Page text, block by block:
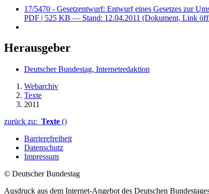
17/5470 - Gesetzentwurf: Entwurf eines Gesetzes zur
PDF | 525 KB — Stand: 12.04.2011 (Dokument, Link
Herausgeber
Deutscher Bundestag, Internetredaktion
Webarchiv
Texte
2011
zurück zu: Texte ()
Barrierefreiheit
Datenschutz
Impressum
© Deutscher Bundestag
Ausdruck aus dem Internet-Angebot des Deutschen